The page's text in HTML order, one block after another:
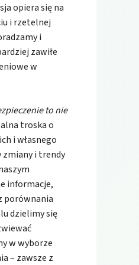
opiera się na
i rzetelnej
i
zawiłe
w
to nie
troska o
i własnego
zmiany i trendy
informacje,
porównania
dzielimy się
w wyborze
– zawsze z